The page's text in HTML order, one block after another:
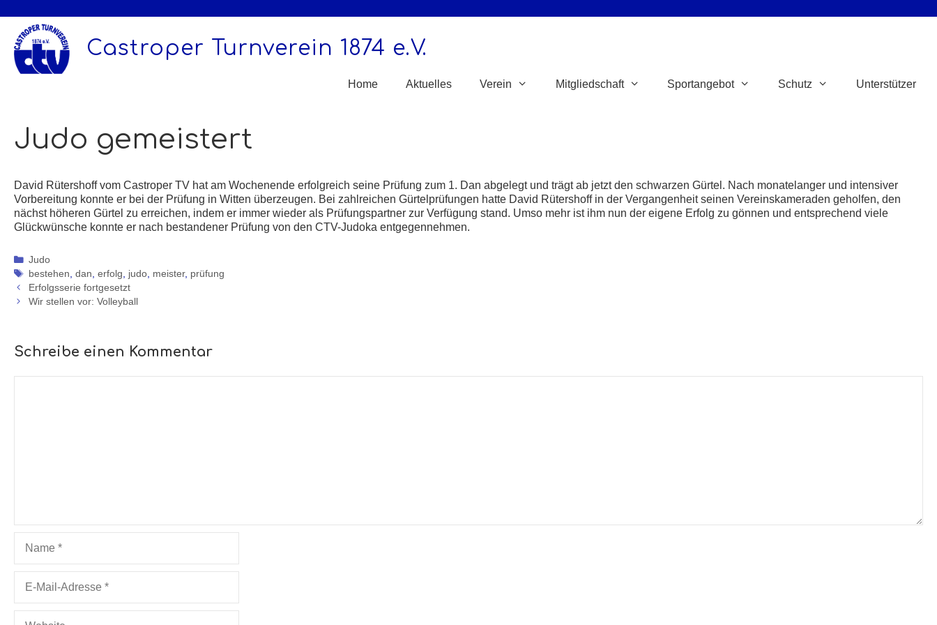
Inhalt
springen
Castroper Turnverein 1874 e.V.
Home Aktuelles Verein Mitgliedschaft Sportangebot Schutz Unterstützer
Judo gemeistert
David Rütershoff vom Castroper TV hat am Wochenende erfolgreich seine Prüfung zum 1. Dan abgelegt und trägt ab jetzt den schwarzen Gürtel. Nach monatelanger und intensiver
Vorbereitung konnte er bei der Prüfung in Witten überzeugen. Bei zahlreichen Gürtelprüfungen hatte David Rütershoff in der Vergangenheit seinen Vereinskameraden geholfen, den
nächst höheren Gürtel zu erreichen, indem er immer wieder als Prüfungspartner zur Verfügung stand. Umso mehr ist ihm nun der eigene Erfolg zu gönnen und entsprechend viele
Glückwünsche konnte er nach bestandener Prüfung von den CTV-Judoka entgegennehmen.
Kategorien
Judo
Schlagwörter
bestehen ,dan ,erfolg judo meister, prüfung
Erfolgsserie fortgesetzt
Wir stellen vor: Volleyball
Schreibe einen Kommentar
Mail-
Adresse